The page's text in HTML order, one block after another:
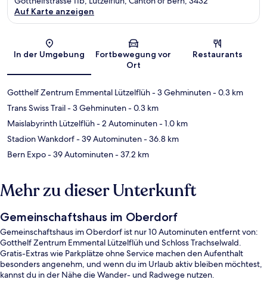
Karte
Auf Karte anzeigen
In der Umgebung
Fortbewegung vor
Ort
Restaurants
Gotthelf Zentrum Emmental Lützelflüh- 3 Gehminuten- 0.3 km
Trans Swiss Trail- 3 Gehminuten- 0.3 km
Maislabyrinth Lützelflüh- 2 Autominuten- 1.0 km
Stadion Wankdorf- 39 Autominuten- 36.8 km
Bern Expo- 39 Autominuten- 37.2 km
Mehr zu dieser Unterkunft
Gemeinschaftshaus im Oberdorf
Gemeinschaftshaus im Oberdorf ist nur 10 Autominuten entfernt von:
Gotthelf Zentrum Emmental Lützelflüh und Schloss Trachselwald.
Gratis-Extras wie Parkplätze ohne Service machen den Aufenthalt
besonders angenehm, und wenn du im Urlaub aktiv bleiben möchtest,
kannst du in der Nähe die Wander- und Radwege nutzen.